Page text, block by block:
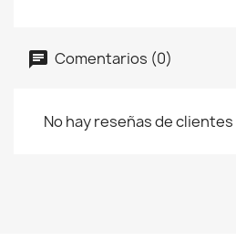
Comentarios (0)
No hay reseñas de